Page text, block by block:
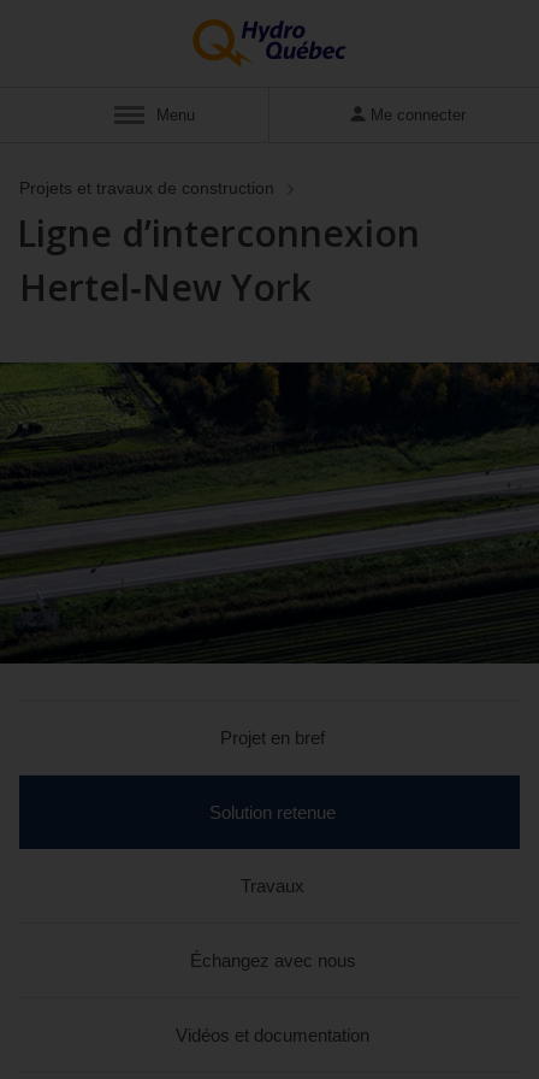
Menu Me connecter
Projets et travaux de construction
Ligne d’interconnexion
Hertel‑New York
Projet en bref
Solution retenuesection
Travaux
Échangez avec nous
Vidéos et documentation